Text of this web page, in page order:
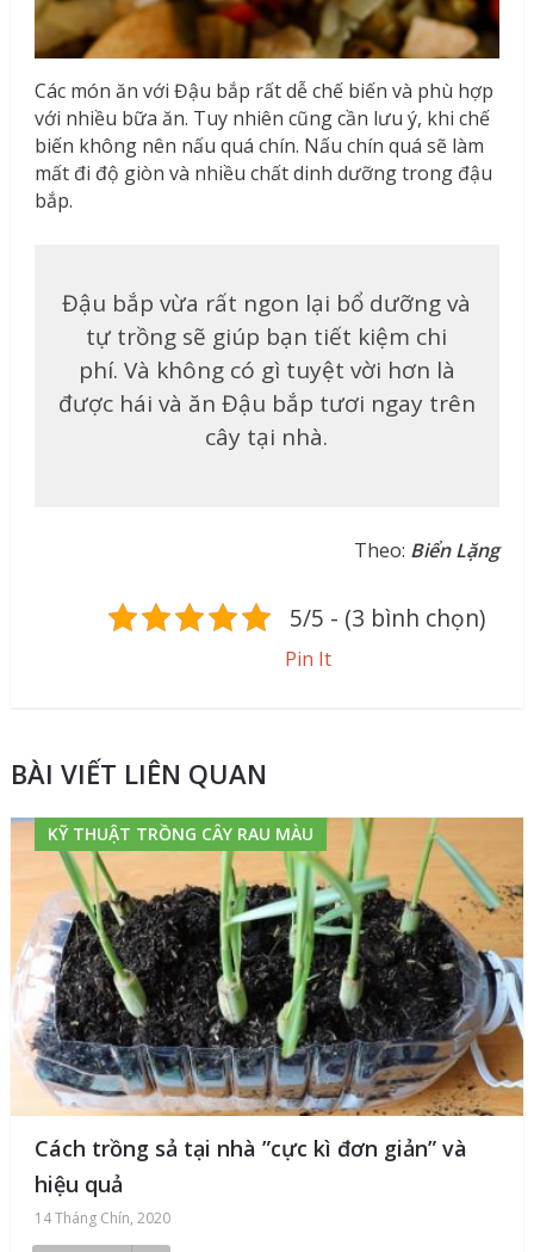
Các món ăn với Đậu bắp rất dễ chế biến và phù hợp
với nhiều bữa ăn. Tuy nhiên cũng cần lưu ý, khi chế
biến không nên nấu quá chín. Nấu chín quá sẽ làm
mất đi độ giòn và nhiều chất dinh dưỡng trong đậu
bắp.
Đậu bắp vừa rất ngon lại bổ dưỡng và
tự trồng sẽ giúp bạn tiết kiệm chi
phí. Và không có gì tuyệt vời hơn là
được hái và ăn Đậu bắp tươi ngay trên
cây tại nhà.
Theo: Biển Lặng
5/5 - (3 bình chọn)
Pin It
BÀI VIẾT LIÊN QUAN
KỸ THUẬT TRỒNG CÂY RAU MÀU
Cách trồng sả tại nhà ”cực kì đơn giản” và
hiệu quả
14 Tháng Chín, 2020